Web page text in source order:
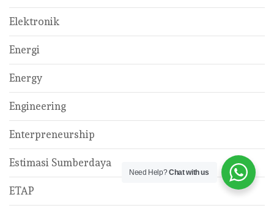
Elektronik
Energi
Energy
Engineering
Enterpreneurship
Estimasi Sumberdaya
ETAP
Need Help?Chat with us